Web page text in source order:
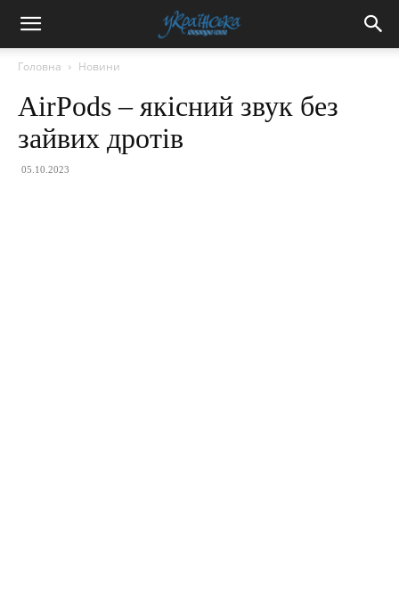
Головна Новини
AirPods – якісний звук без
зайвих дротів
05.10.2023